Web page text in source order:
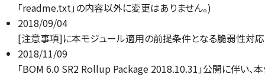
「readme.txt」の内容以外に変更はありません。)
2018/09/04
[注意事項]に本モジュール適用の前提条件となる脆弱性対応
2018/11/09
「BOM 6.0 SR2 Rollup Package 2018.10.31」公開に伴い、